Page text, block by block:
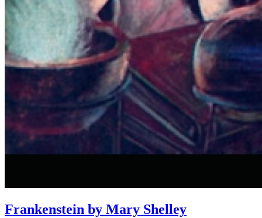
Frankenstein by Mary Shelley